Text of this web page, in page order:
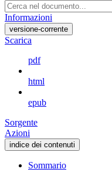
Informazioni
versione-corrente
Scarica
pdf
html
epub
Sorgente
Azioni
indice dei contenuti
Sommario